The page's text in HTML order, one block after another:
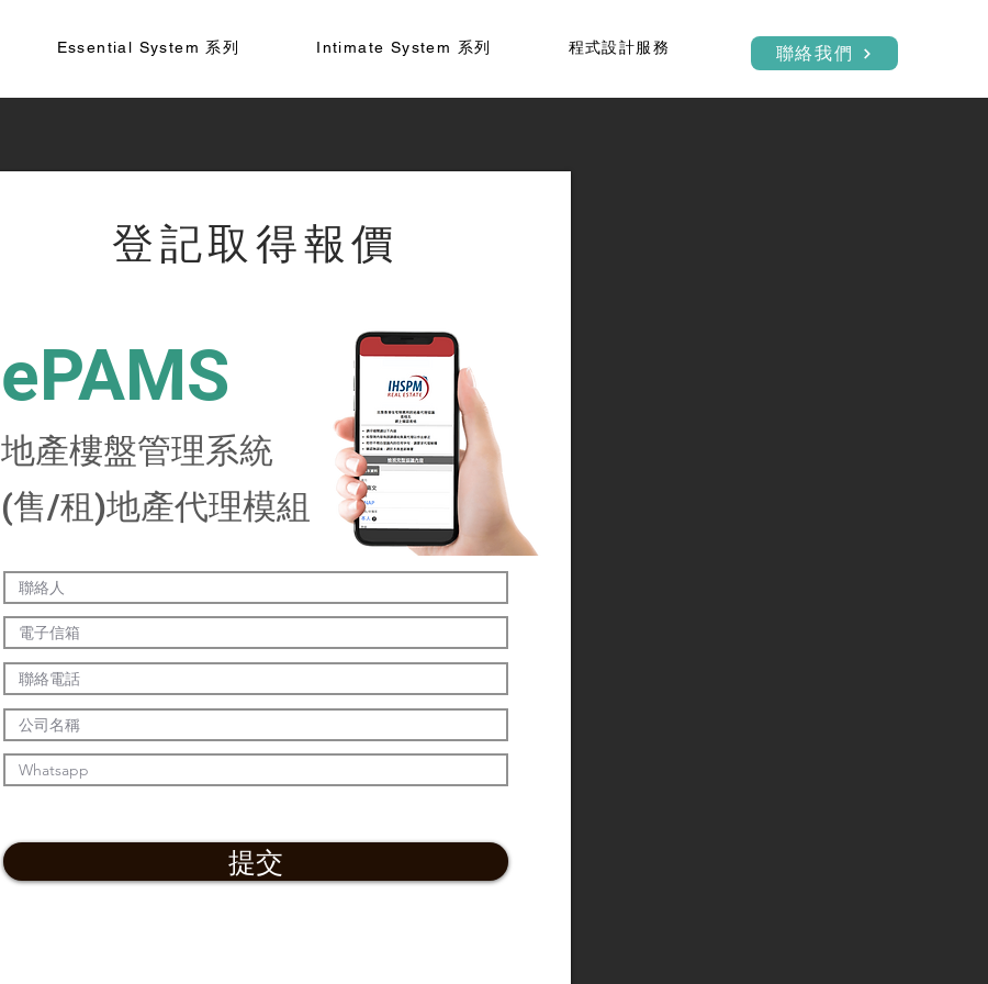
Essential System 系列 Intimate System 系列 程式設計服務 聯絡我們
登記取得報價
ePAMS
地產樓盤管理系統
(售/租)地產代理模組
提交